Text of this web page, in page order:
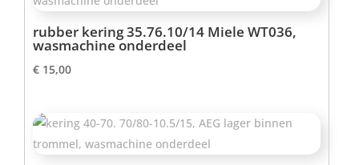
rubber kering 35.76.10/14 Miele WT036,
wasmachine onderdeel
€ 15,00